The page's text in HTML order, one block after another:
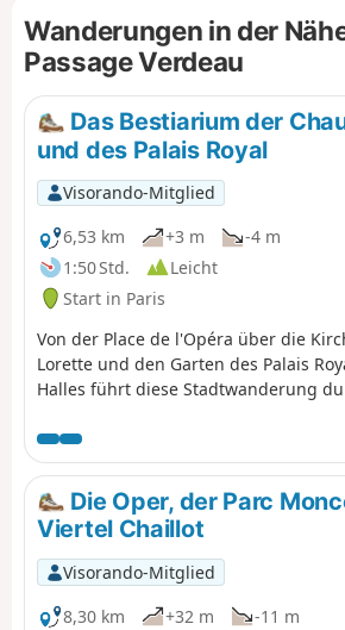
Wanderungen in der
Passage Verdeau
Das Bestiarium der
und des Palais Royal
Visorando-Mitglied
6,53 km
+3 m
-4 m
1:50 Std.
Leicht
Start in Paris
Von der Place de l'Opéra über die
Lorette und den Garten des Palais
Halles führt diese Stadtwanderung
Darstellungen von Tieren.
Die Oper, der Parc
Viertel Chaillot
Visorando-Mitglied
8,30 km
+32 m
-11 m